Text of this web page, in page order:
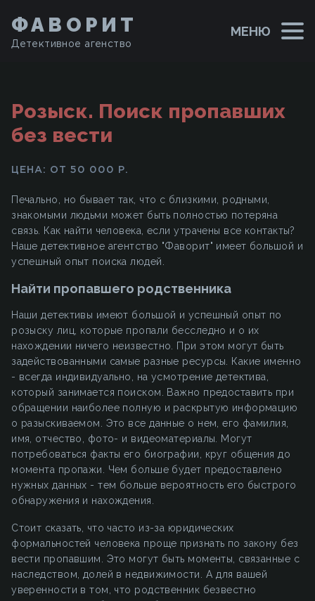
ФАВОРИТ
Детективное агенство
МЕНЮ
Розыск. Поиск пропавших
без вести
ЦЕНА: ОТ 50 000 Р.
Печально, но бывает так, что с близкими, родными,
знакомыми людьми может быть полностью потеряна
связь. Как найти человека, если утрачены все контакты?
Наше детективное агентство "Фаворит" имеет большой и
успешный опыт поиска людей.
Найти пропавшего родственника
Наши детективы имеют большой и успешный опыт по
розыску лиц, которые пропали бесследно и о их
нахождении ничего неизвестно. При этом могут быть
задействованными самые разные ресурсы. Какие именно
- всегда индивидуально, на усмотрение детектива,
который занимается поиском. Важно предоставить при
обращении наиболее полную и раскрытую информацию
о разыскиваемом. Это все данные о нем, его фамилия,
имя, отчество, фото- и видеоматериалы. Могут
потребоваться факты его биографии, круг общения до
момента пропажи. Чем больше будет предоставлено
нужных данных - тем больше вероятность его быстрого
обнаружения и нахождения.
Стоит сказать, что часто из-за юридических
формальностей человека проще признать по закону без
вести пропавшим. Это могут быть моменты, связанные с
наследством, долей в недвижимости. А для вашей
уверенности в том, что родственник безвестно